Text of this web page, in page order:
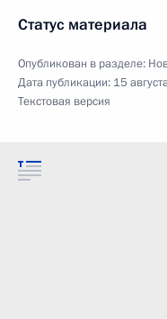
Статус материала
Опубликован в разделе:
Дата публикации: 15
Текстовая версия